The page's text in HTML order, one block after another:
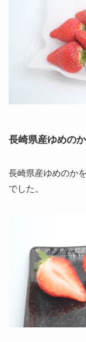
長崎県産ゆめの
長崎県産ゆめのか
でした。